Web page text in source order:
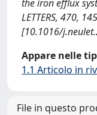
the iron efflux
LETTERS, 470,
[10.1016/
Appare nelle
1.1 Articolo in
File in questo